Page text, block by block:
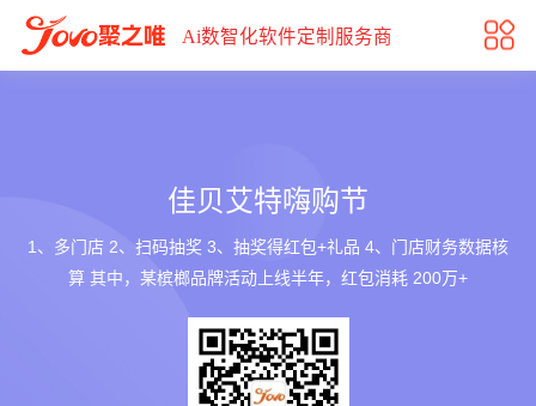
佳贝艾特嗨购节
Ai数智化软件定制服务商
佳贝艾特嗨购节
1、多门店 2、扫码抽奖 3、抽奖得红包+礼品 4、门店财务数据核
算 其中，某槟榔品牌活动上线半年，红包消耗 200万+